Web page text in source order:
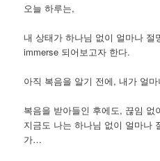
오늘 하루는,
내 상태가 하나님 없이 얼마나 절
immerse 되어보고자 한다.
아직 복음을 알기 전에, 내가 얼
복음을 받아들인 후에도, 끊임
지금도 나는 하나님 없이 얼마나
가…